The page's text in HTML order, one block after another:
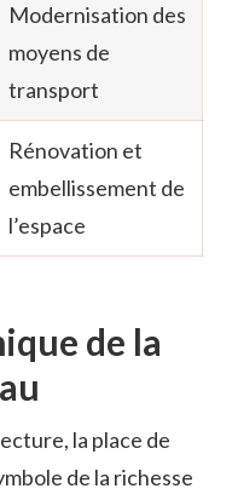
Modernisation des
moyens de
transport
Rénovation et
embellissement de
l’espace
de la
la place de
de la richesse